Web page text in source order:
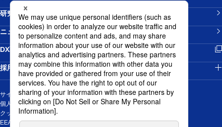
研究開発
ニュースリリース
DX戦略新規ウィンドウを開きます
採用情報
サイトマップ
個人情報の取り扱いについて
クッキーポリシー
EEA域内のお取引先の皆様の個人データの取扱に関する通知